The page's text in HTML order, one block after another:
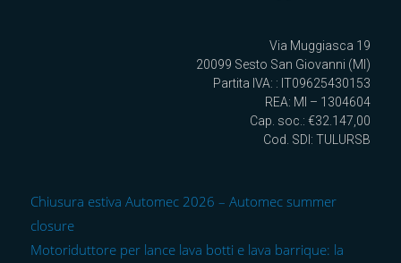
Via Muggiasca 19
20099 Sesto San Giovanni (MI)
Partita IVA: : IT09625430153
REA: MI – 1304604
Cap. soc.: €32.147,00
Cod. SDI: TULURSB
Chiusura estiva Automec 2026 – Automec summer
closure
Motoriduttore per lance lava botti e lava barrique: la